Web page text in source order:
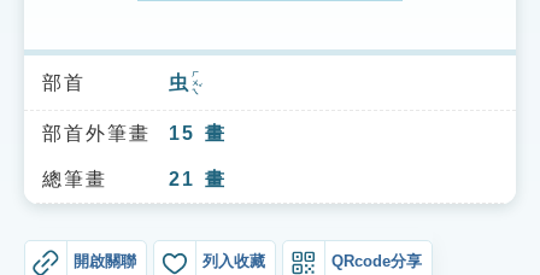
索引選單
知識索引
單字索引
部首 虫 ㄏㄨㄟˇ
部首外筆畫 15 畫
總筆畫 21 畫
開啟關聯 列入收藏 QRcode分享